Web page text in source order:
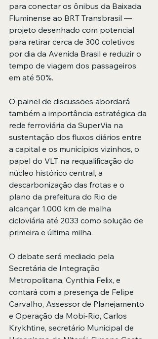
para conectar os ônibus da Baixada
Fluminense ao BRT Transbrasil —
projeto desenhado com potencial
para retirar cerca de 300 coletivos
por dia da Avenida Brasil e reduzir o
tempo de viagem dos passageiros
em até 50%.
O painel de discussões abordará
também a importância estratégica da
rede ferroviária da SuperVia na
sustentação dos fluxos diários entre
a capital e os municípios vizinhos, o
papel do VLT na requalificação do
núcleo histórico central, a
descarbonização das frotas e o
plano da prefeitura do Rio de
alcançar 1.000 km de malha
cicloviária até 2033 como solução de
primeira e última milha.
O debate será mediado pela
Secretária de Integração
Metropolitana, Cynthia Felix, e
contará com a presença de Felipe
Carvalho, Assessor de Planejamento
e Operação da Mobi-Rio, Carlos
Krykhtine, secretário Municipal de